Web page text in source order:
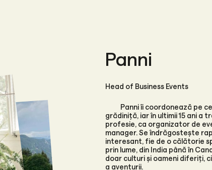
Panni
Head of Business Events
Panni îi coordonează pe
grădiniță, iar în ultimii 15 ani a
profesie, ca organizator de
manager. Se îndrăgostește
interesant, fie de o călătorie
prin lume, din India până în
doar culturi și oameni diferiți,
a aventurii.